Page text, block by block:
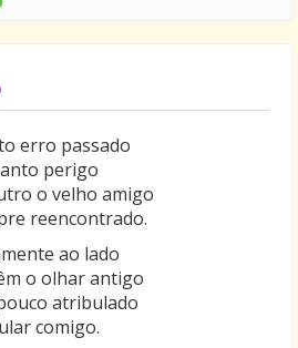
tudo, tão difícil de entender
é tão simples para nós que
conservamos dos primeiros
mim prazeroso! Sentir teus
gostoso!
viver tudo novamente,
nunca foi ausente,
o que há de mais sagrado: o
de amor embriagado!
erro passado
perigo
o velho amigo
reencontrado.
ao lado
o olhar antigo
atribulado
comigo.